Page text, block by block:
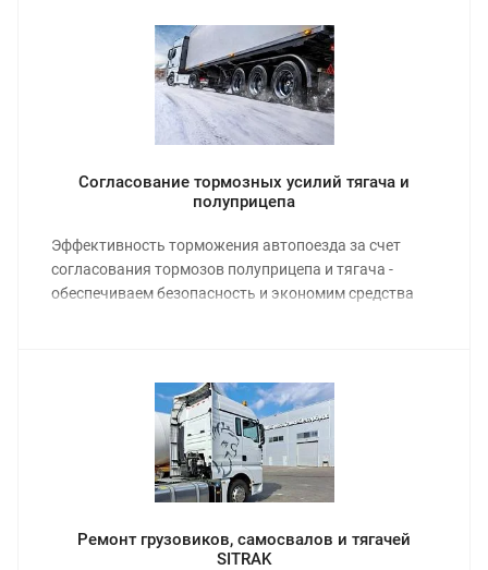
Согласование тормозных усилий тягача и
полуприцепа
Эффективность торможения автопоезда за счет
согласования тормозов полуприцепа и тягача -
обеспечиваем безопасность и экономим средства
Ремонт грузовиков, самосвалов и тягачей
SITRAK